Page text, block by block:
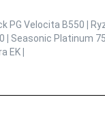
PG Velocita B550
Seasonic Platinum
EK